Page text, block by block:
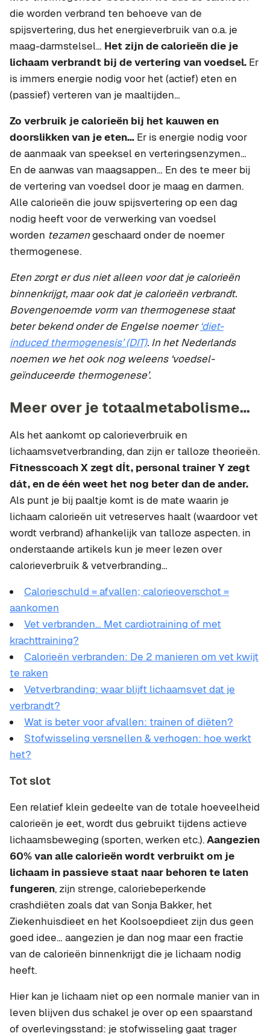
die worden verbrand ten behoeve van de
spijsvertering, dus het energieverbruik van o.a. je
maag-darmstelsel… Het zijn de calorieën die je
lichaam verbrandt bij de vertering van voedsel. Er
is immers energie nodig voor het (actief) eten en
(passief) verteren van je maaltijden…
Zo verbruik je calorieën bij het kauwen en
doorslikken van je eten… Er is energie nodig voor
de aanmaak van speeksel en verteringsenzymen…
En de aanwas van maagsappen… En des te meer bij
de vertering van voedsel door je maag en darmen.
Alle calorieën die jouw spijsvertering op een dag
nodig heeft voor de verwerking van voedsel
worden tezamengeschaard onder de noemer
thermogenese.
Eten zorgt er dus niet alleen voor dat je calorieën
binnenkrijgt, maar ook dat je calorieën verbrandt.
Bovengenoemde vorm van thermogenese staat
beter bekend onder de Engelse noemer ‘diet-
induced thermogenesis’ (DIT). In het Nederlands
noemen we het ook nog weleens ‘voedsel-
geïnduceerde thermogenese’.
Meer over je totaalmetabolisme…
Als het aankomt op calorieverbruik en
lichaamsvetverbranding, dan zijn er talloze theorieën.
Fitnesscoach X zegt dÍt, personal trainer Y zegt
dát, en de één weet het nog beter dan de ander.
Als punt je bij paaltje komt is de mate waarin je
lichaam calorieën uit vetreserves haalt (waardoor vet
wordt verbrand) afhankelijk van talloze aspecten. in
onderstaande artikels kun je meer lezen over
calorieverbruik & vetverbranding…
Calorieschuld = afvallen; calorieoverschot =
aankomen
Vet verbranden… Met cardiotraining of met
krachttraining?
Calorieën verbranden: De 2 manieren om vet kwijt
te raken
Vetverbranding: waar blijft lichaamsvet dat je
verbrandt?
Wat is beter voor afvallen: trainen of diëten?
Stofwisseling versnellen & verhogen: hoe werkt
het?
Tot slot
Een relatief klein gedeelte van de totale hoeveelheid
calorieën je eet, wordt dus gebruikt tijdens actieve
lichaamsbeweging (sporten, werken etc.).Aangezien
60% van alle calorieën wordt verbruikt om je
lichaam in passieve staat naar behoren te laten
fungeren, zijn strenge, caloriebeperkende
crashdiëten zoals dat van Sonja Bakker, het
Ziekenhuisdieet en het Koolsoepdieet zijn dus geen
goed idee… aangezien je dan nog maar een fractie
van de calorieën binnenkrijgt die je lichaam nodig
heeft.
Hier kan je lichaam niet op een normale manier van in
leven blijven dus schakel je over op een spaarstand
of overlevingsstand: je stofwisseling gaat trager